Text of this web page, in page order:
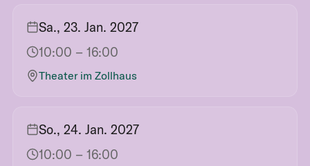
Sa., 23. Jan. 2027
10:00 – 16:00
Theater im Zollhaus
So., 24. Jan. 2027
10:00 – 16:00